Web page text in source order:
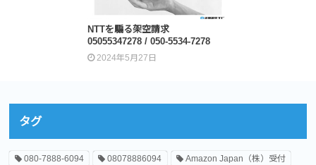
NTTを騙る架空請求
05055347278 / 050-5534-7278
2024年5月27日
タグ
080-7888-6094 08078886094 Amazon Japan（株）受付